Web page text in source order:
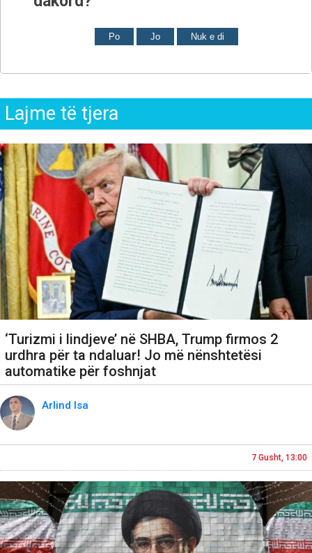
Po Jo Nuk e di
Lajme të tjera
‘Turizmi i lindjeve’ në SHBA, Trump firmos 2
urdhra për ta ndaluar! Jo më nënshtetësi
automatike për foshnjat
Arlind Isa
7 Gusht, 13:00